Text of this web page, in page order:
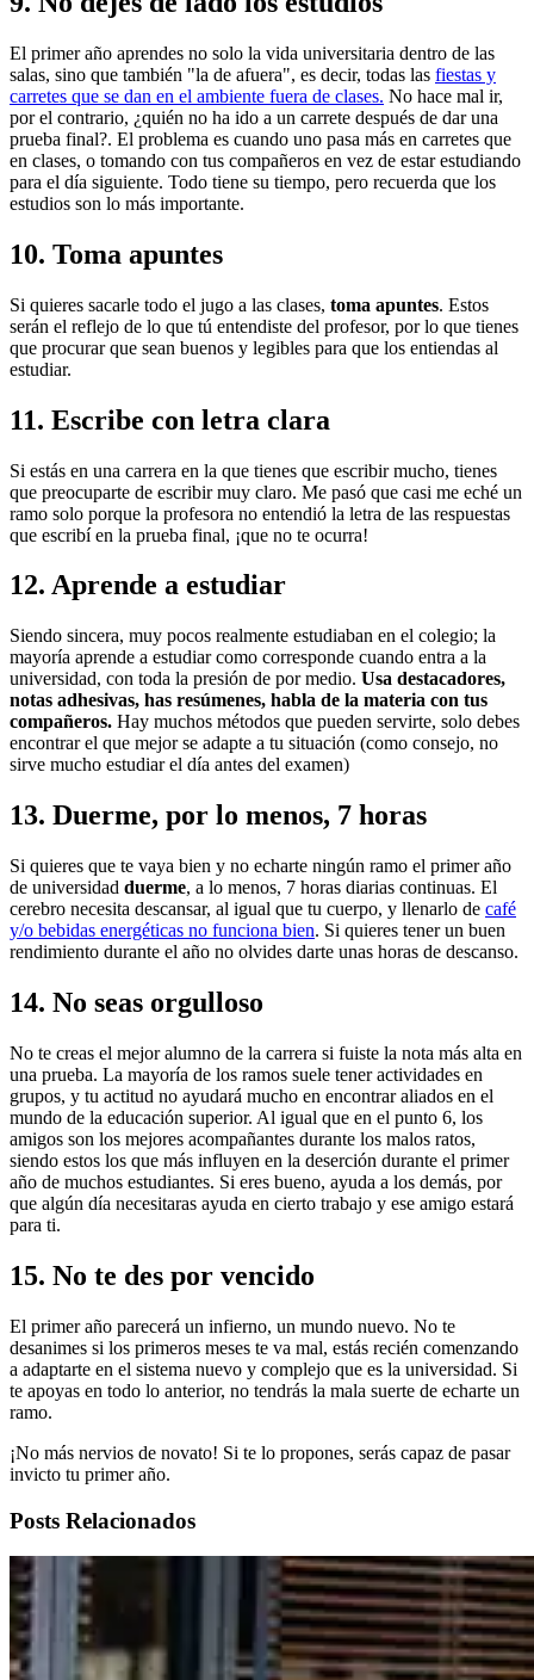
El primer año aprendes no solo la vida universitaria dentro de las
salas, sino que también "la de afuera", es decir, todas las fiestas y
carretes que se dan en el ambiente fuera de clases. No hace mal ir,
por el contrario, ¿quién no ha ido a un carrete después de dar una
prueba final?. El problema es cuando uno pasa más en carretes que
en clases, o tomando con tus compañeros en vez de estar estudiando
para el día siguiente. Todo tiene su tiempo, pero recuerda que los
estudios son lo más importante.
10. Toma apuntes
Si quieres sacarle todo el jugo a las clases, toma apuntes. Estos
serán el reflejo de lo que tú entendiste del profesor, por lo que tienes
que procurar que sean buenos y legibles para que los entiendas al
estudiar.
11. Escribe con letra clara
Si estás en una carrera en la que tienes que escribir mucho, tienes
que preocuparte de escribir muy claro. Me pasó que casi me eché un
ramo solo porque la profesora no entendió la letra de las respuestas
que escribí en la prueba final, ¡que no te ocurra!
12. Aprende a estudiar
Siendo sincera, muy pocos realmente estudiaban en el colegio; la
mayoría aprende a estudiar como corresponde cuando entra a la
universidad, con toda la presión de por medio. Usa destacadores,
notas adhesivas, has resúmenes, habla de la materia con tus
compañeros. Hay muchos métodos que pueden servirte, solo debes
encontrar el que mejor se adapte a tu situación (como consejo, no
sirve mucho estudiar el día antes del examen)
13. Duerme, por lo menos, 7 horas
Si quieres que te vaya bien y no echarte ningún ramo el primer año
de universidad duerme, a lo menos, 7 horas diarias continuas. El
cerebro necesita descansar, al igual que tu cuerpo, y llenarlo de café
y/o bebidas energéticas no funciona bien. Si quieres tener un buen
rendimiento durante el año no olvides darte unas horas de descanso.
14. No seas orgulloso
No te creas el mejor alumno de la carrera si fuiste la nota más alta en
una prueba. La mayoría de los ramos suele tener actividades en
grupos, y tu actitud no ayudará mucho en encontrar aliados en el
mundo de la educación superior. Al igual que en el punto 6, los
amigos son los mejores acompañantes durante los malos ratos,
siendo estos los que más influyen en la deserción durante el primer
año de muchos estudiantes. Si eres bueno, ayuda a los demás, por
que algún día necesitaras ayuda en cierto trabajo y ese amigo estará
para ti.
15. No te des por vencido
El primer año parecerá un infierno, un mundo nuevo. No te
desanimes si los primeros meses te va mal, estás recién comenzando
a adaptarte en el sistema nuevo y complejo que es la universidad. Si
te apoyas en todo lo anterior, no tendrás la mala suerte de echarte un
ramo.
¡No más nervios de novato! Si te lo propones, serás capaz de pasar
invicto tu primer año.
Posts Relacionados